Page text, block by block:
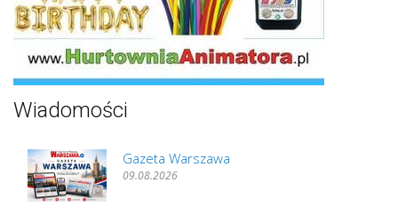
Wiadomości
Gazeta Warszawa
09.08.2026